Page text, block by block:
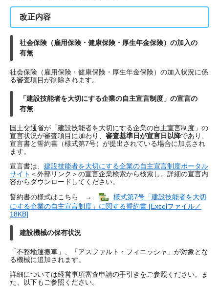
改正内容
社会保険（雇用保険・健康保険・厚生年金保険）の加入の
有無
社会保険（雇用保険・健康保険・厚生年金保険）の加入状況に係
る審査項目が削除されます。
「建設技能者を大切にする企業の自主宣言制度」の宣言の
有無
国土交通省が「建設技能者を大切にする企業の自主宣言制度」の
宣言​状況が審査項目に加わり、 審査基準日が宣言日以降であり、
宣言書と誓約書（様式第7号）が提出されている場合に加点され
ます。
宣言書は、 建設技能者を大切にする企業の自主宣言制度ポータル
サイト ＜外部リンク＞の宣言企業検索から検索し、詳細の宣言内
容からダウンロードしてください。
誓約書の様式はこちら →
様式第7号「建設技能者を大切
にする企業の自主宣言制度」に関する誓約書 [Excelファイル／
18KB]
建設機械の保有状況
「不整地運搬車」、「アスファルト・フィニッシャ」が対象とな
る機械に追加されます。
詳細については経営事項審査申請の手引きをご参照ください。ま
た、以下もご参照ください。